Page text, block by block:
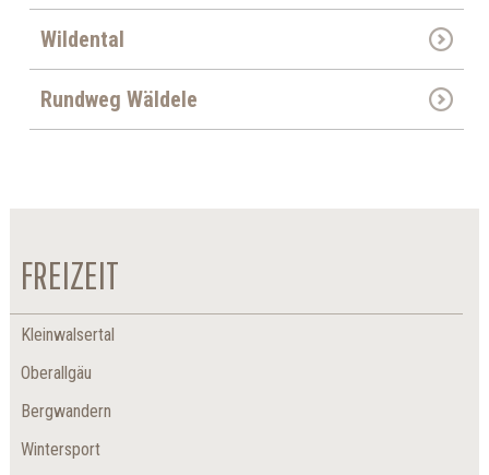
Wildental
Rundweg Wäldele
FREIZEIT
Kleinwalsertal
Oberallgäu
Bergwandern
Wintersport